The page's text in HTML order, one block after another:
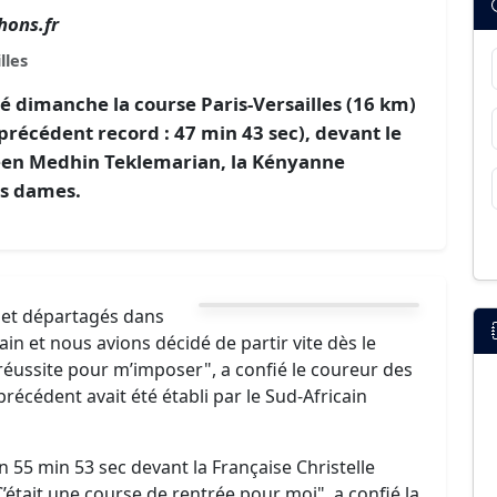
dimanche la course Paris-Versailles (16 km)
record : 47 min 43 sec), devant le
Medhin Teklemarian, la Kényanne
dames.
départagés dans
et nous avions décidé de partir vite dès le
pour m’imposer", a confié le coureur des
avait été établi par le Sud-Africain
55 min 53 sec devant la Française Christelle